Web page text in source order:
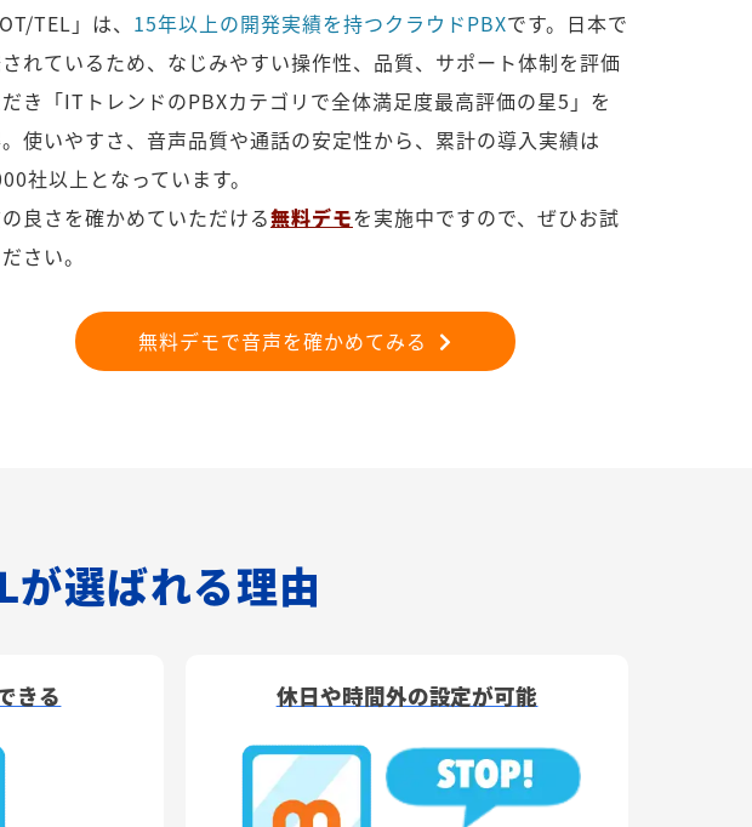
TEL」は、 15年以上の開発実績を持つクラウドPBXです。日本で
れているため、なじみやすい操作性、品質、サポート体制を評価
き「ITトレンドのPBXカテゴリで全体満足度最高評価の星5」を
使いやすさ、音声品質や通話の安定性から、累計の導入実績は
社以上となっています。
良さを確かめていただける無料デモを実施中ですので、ぜひお試
さい。
無料デモで音声を確かめてみる
選ばれる理由
きる 休日や時間外の設定が可能